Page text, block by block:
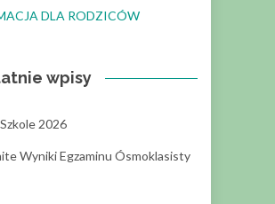
DLA RODZICÓW
wpisy
2026
Wyniki Egzaminu Ósmoklasisty